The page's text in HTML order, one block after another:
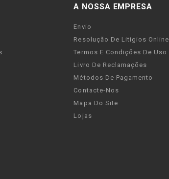
A NOSSA EMPRESA
Envio
Resolução De Litigios Online
Termos E Condições De Uso
Livro De Reclamações
Métodos De Pagamento
Contacte-Nos
Mapa Do Site
Lojas